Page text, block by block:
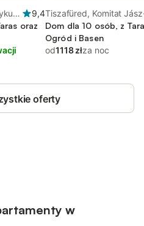
9,4
oraz
Tiszafüred, Komitat
Szolnok
Dom dla 10 osób, z
Ogród i Basen
od1118 złza noc
oferty
w